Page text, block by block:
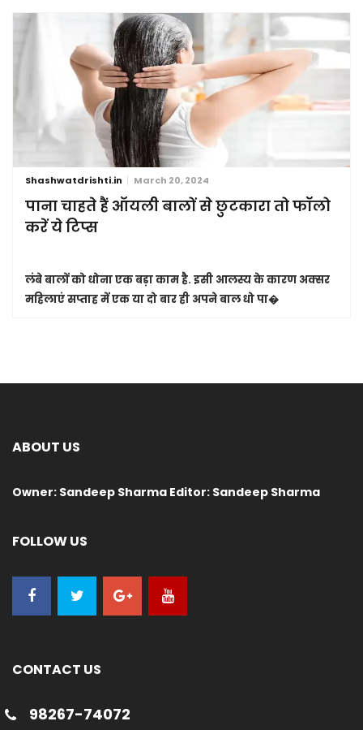
Shashwatdrishti.in March 20, 2024
पाना चाहते हैं ऑयली बालों से छुटकारा तो फॉलो
करें ये टिप्स
लंबे बालों को धोना एक बड़ा काम है. इसी आलस्य के कारण अक्सर
महिलाएं सप्ताह में एक या दो बार ही अपने बाल धो पा�
ABOUT US
Owner: Sandeep Sharma Editor: Sandeep Sharma
FOLLOW US
CONTACT US
98267-74072